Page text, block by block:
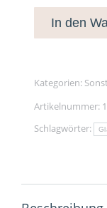
In den
Kategorien:
Artikelnummer:
Schlagwörter: